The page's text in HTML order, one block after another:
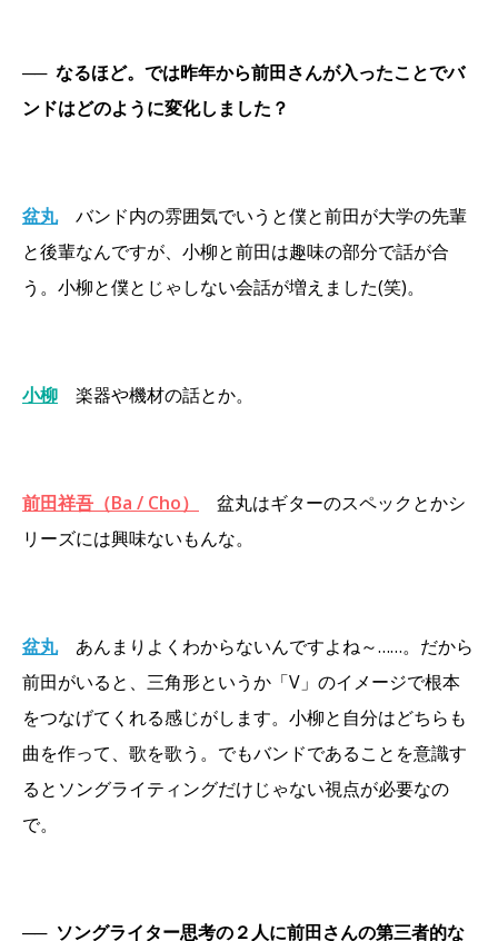
── なるほど。では昨年から前田さんが入ったことでバ
ンドはどのように変化しました？
盆丸
バンド内の雰囲気でいうと僕と前田が大学の先輩
と後輩なんですが、小柳と前田は趣味の部分で話が合
う。小柳と僕とじゃしない会話が増えました(笑)。
小柳 楽器や機材の話とか。
前田祥吾（Ba / Cho）
盆丸はギターのスペックとかシ
リーズには興味ないもんな。
盆丸
あんまりよくわからないんですよね～……。だから
前田がいると、三角形というか「V」のイメージで根本
をつなげてくれる感じがします。小柳と自分はどちらも
曲を作って、歌を歌う。でもバンドであることを意識す
るとソングライティングだけじゃない視点が必要なの
で。
── ソングライター思考の２人に前田さんの第三者的な